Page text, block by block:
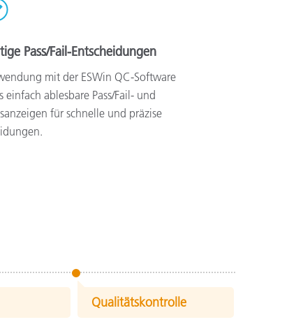
Pass/Fail-Entscheidungen
mit der ESWin QC-Software
einfach ablesbare Pass/Fail- und
für schnelle und präzise
Qualitätskontrolle